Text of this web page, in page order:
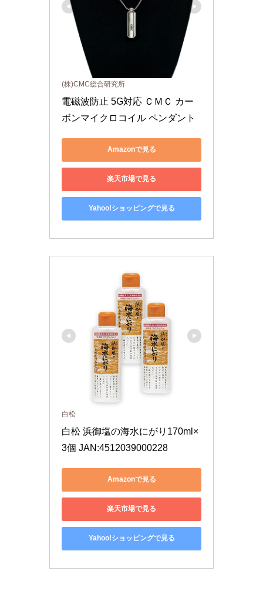
(株)CMC総合研究所
電磁波防止 5G対応 ＣＭＣ カー
ボンマイクロコイル ペンダント
Amazonで見る
楽天市場で見る
Yahoo!ショッピングで見る
白松
白松 浜御塩の海水にがり170ml×
3個 JAN:4512039000228
Amazonで見る
楽天市場で見る
Yahoo!ショッピングで見る